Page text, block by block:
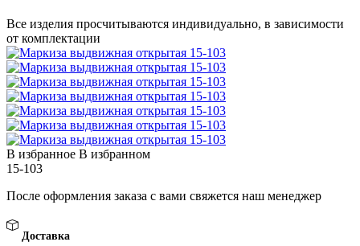
Все изделия просчитываются индивидуально, в зависимости
от комплектации
В избранное В избранном
15-103
После оформления заказа с вами свяжется наш менеджер
Доставка